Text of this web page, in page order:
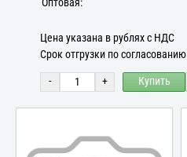
Цена указана в рублях с НДС
Срок отгрузки по согласованию
- + Купить